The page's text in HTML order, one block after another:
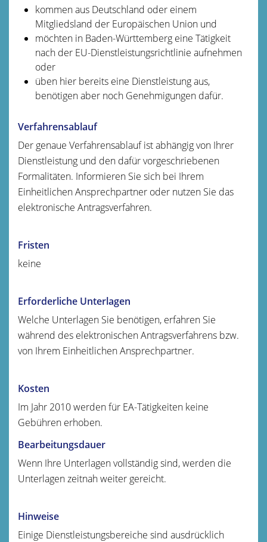
kommen aus Deutschland oder einem
Mitgliedsland der Europäischen Union und
möchten in Baden-Württemberg eine Tätigkeit
nach der EU-Dienstleistungsrichtlinie aufnehmen
oder
üben hier bereits eine Dienstleistung aus,
benötigen aber noch Genehmigungen dafür.
Verfahrensablauf
Der genaue Verfahrensablauf ist abhängig von Ihrer
Dienstleistung und den dafür vorgeschriebenen
Formalitäten. Informieren Sie sich bei Ihrem
Einheitlichen Ansprechpartner oder nutzen Sie das
elektronische Antragsverfahren.
Fristen
keine
Erforderliche Unterlagen
Welche Unterlagen Sie benötigen, erfahren Sie
während des elektronischen Antragsverfahrens bzw.
von Ihrem Einheitlichen Ansprechpartner.
Kosten
Im Jahr 2010 werden für EA-Tätigkeiten keine
Gebühren erhoben.
Bearbeitungsdauer
Wenn Ihre Unterlagen vollständig sind, werden die
Unterlagen zeitnah weiter gereicht.
Hinweise
Einige Dienstleistungsbereiche sind ausdrücklich